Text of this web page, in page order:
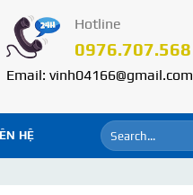
Hotline
0976.707.568
Email: vinh04166@gmail.com
HỆ